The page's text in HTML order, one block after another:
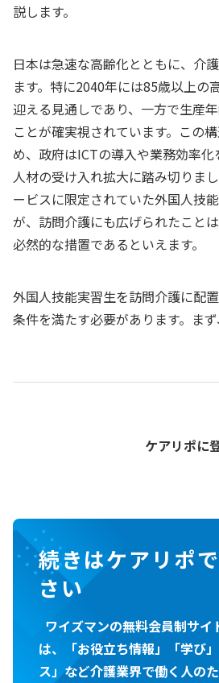
説します。
日本は急速な高齢化とともに、介
ます。特に2040年には85歳以上の
迎える見通しであり、一方で生産
ことが確実視されています。この
め、政府はICTの導入や業務効率
人材の受け入れ拡大に踏み切りま
ービスに限定されていた外国人技
が、訪問介護にも広げられたこと
必然的な措置であるといえます。
外国人技能実習生を訪問介護に配
条件を満たす必要があります。ま
ケアリポに
続きはケアリポ
さい
ワイズマンの無料会員制サイ
は、「お役立ち情報」「学び
ス」など介護業界で働く人の